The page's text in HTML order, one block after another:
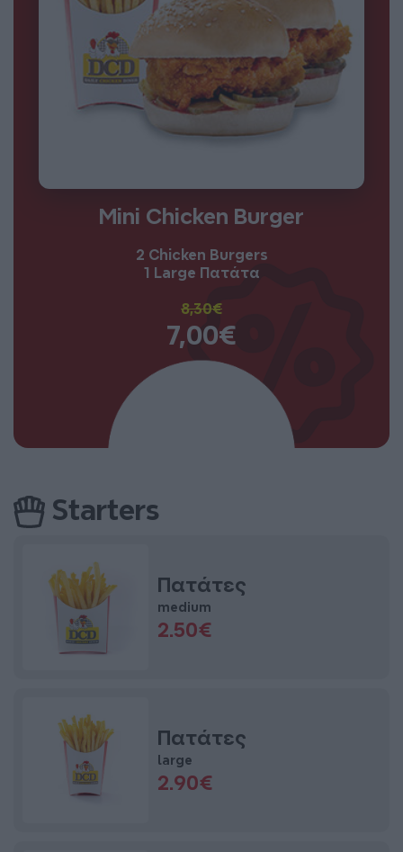
Mini Chicken Burger
2 Chicken Burgers
1 Large Πατάτα
8,30€
7,00€
Starters
Πατάτες
medium
2.50€
Πατάτες
large
2.90€